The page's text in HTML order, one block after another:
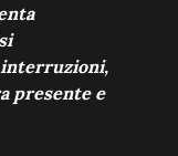
interruzioni,
presente e